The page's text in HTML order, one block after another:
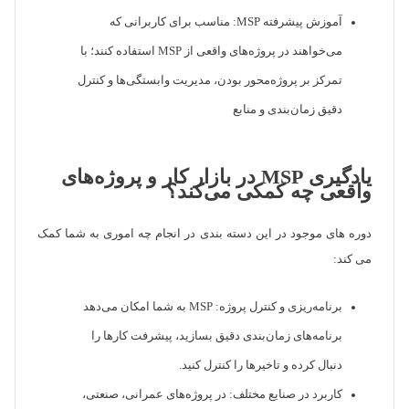
آموزش پیشرفته MSP: مناسب برای کاربرانی که
می‌خواهند در پروژه‌های واقعی از MSP استفاده کنند؛ با
تمرکز بر پروژه‌محور بودن، مدیریت وابستگی‌ها و کنترل
دقیق زمان‌بندی و منابع
یادگیری MSP در بازار کار و پروژه‌های
واقعی چه کمکی می‌کند؟
دوره های موجود در این دسته بندی در انجام چه اموری به شما کمک
می کند:
برنامه‌ریزی و کنترل پروژه: MSP به شما امکان می‌دهد
برنامه‌های زمان‌بندی دقیق بسازید، پیشرفت کارها را
دنبال کرده و تاخیرها را کنترل کنید.
کاربرد در صنایع مختلف: در پروژه‌های عمرانی، صنعتی،